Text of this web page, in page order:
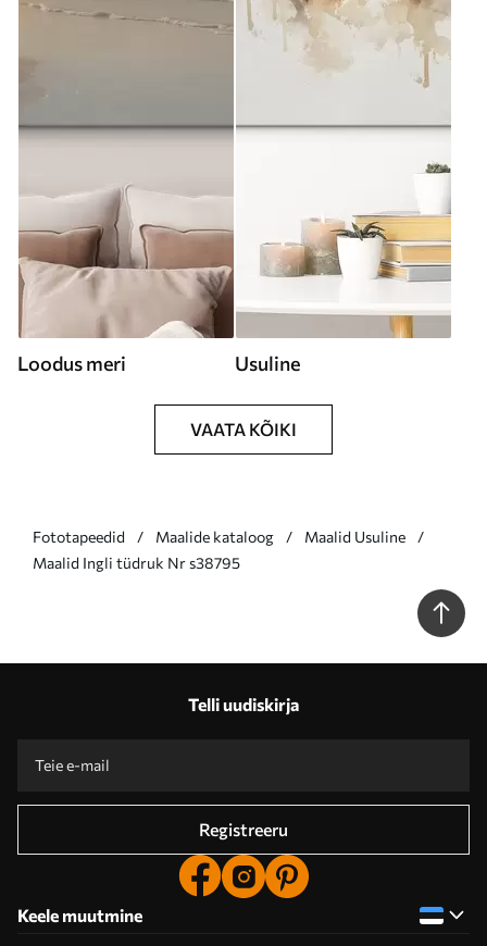
Loodus meri Usuline
VAATA KÕIKI
Fototapeedid Maalide kataloog
Maalid Usuline
Maalid Ingli tüdruk Nr s38795
Telli uudiskirja
Registreeru
Keele muutmine